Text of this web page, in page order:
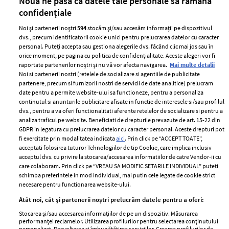
ELLE Style Awards
2024
Despre ELLE
Romania
Contact
Abonamente
Termeni si conditii
Politica de
confidențialitate
Politica de cookies
Publicitate
GSP
Unica
femei
Viva
confidențiale
Noi și partenerii noștri594stocăm și/sau accesăm informații pe dispozitivul
dvs., precum identificatorii cookie unici pentru prelucrarea datelor cu caracter
personal. Puteți accepta sau gestiona alegerile dvs. făcând clic mai jos sau în
orice moment, pe pagina cu politica de confidențialitate. Aceste alegeri vor fi
raportate partenerilor noștri și nu vă vor afecta navigarea. Mai multe detalii
Noi si partenerii nostri (retelele de socializare si agentiile de publicitate
partenere, precum si furnizorii nostri de servicii de date analitice) prelucram
date pentru a permite website-ului sa functioneze, pentru a personaliza
continutul si anunturile publicitare afisate in functie de interesele si/sau profilul
dvs., pentru a va oferi functionalitati aferente retelelor de socializare si pentru a
analiza traficul pe website. Beneficiati de drepturile prevazute de art. 15-22 din
GDPR in legatura cu prelucrarea datelor cu caracter personal. Aceste drepturi pot
fi exercitate prin modalitatea indicataaici. Prin click pe “ACCEPT TOATE”,
acceptati folosirea tuturor Tehnologiilor de tip Cookie, care implica inclusiv
acceptul dvs. cu privire la stocarea/accesarea informatiilor de catre Vendor-ii cu
care colaboram. Prin click pe “VREAU SA MODIFIC SETARILE INDIVIDUAL” puteti
schimba preferintele in mod individual, mai putin cele legate de cookie strict
necesare pentru functionarea website-ului.
Atât noi, cât și partenerii noștri prelucrăm datele pentru a oferi:
Stocarea și/sau accesarea informațiilor de pe un dispozitiv. Măsurarea
performanței reclamelor. Utilizarea profilurilor pentru selectarea conținutului